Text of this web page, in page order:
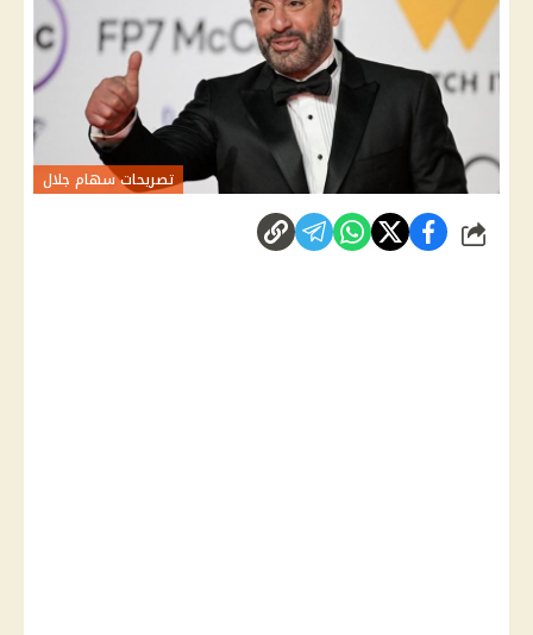
تصريحات سهام جلال
شارك